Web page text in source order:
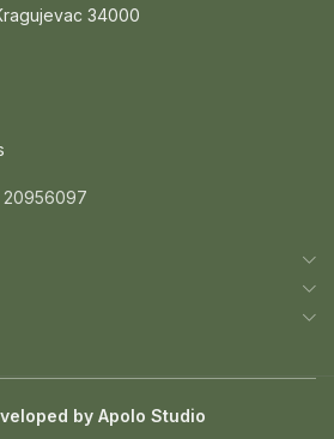
34000
20956097
by Apolo Studio